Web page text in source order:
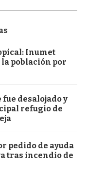
Inumet
la población por
desalojado y
refugio de
pedido de ayuda
tras incendio de